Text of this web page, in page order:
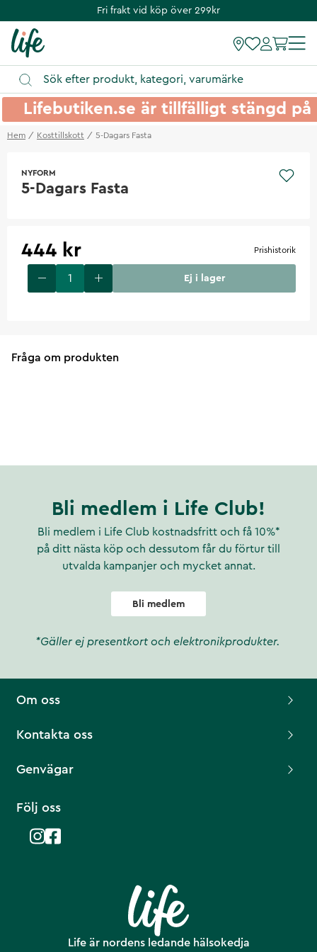
Fri frakt vid köp över 299kr
Lifebutiken.se är tillfälligt stängd
Hem Kosttillskott 5-Dagars Fasta
NYFORM
5-Dagars Fasta
444 kr Prishistorik
Ej i lager
Fråga om produkten
Bli medlem i Life Club!
Bli medlem i Life Club kostnadsfritt och få 10%*
på ditt nästa köp och dessutom får du förtur till
utvalda kampanjer och mycket annat.
Bli medlem
*Gäller ej presentkort och elektronikprodukter.
Life är nordens ledande hälsokedja
Om oss
Kontakta oss
Genvägar
Följ oss